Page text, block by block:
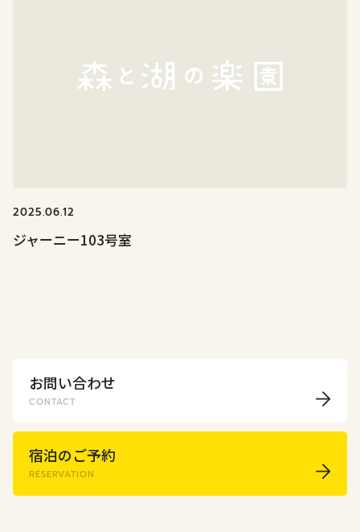
2025.06.12
ジャーニー103号室
お問い合わせ
CONTACT
宿泊のご予約
RESERVATION